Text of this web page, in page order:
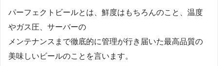
パーフェクトビールとは、鮮度はもちろんのこと、温度
やガス圧、サーバーの
メンテナンスまで徹底的に管理が行き届いた最高品質の
美味しいビールのことを言います。